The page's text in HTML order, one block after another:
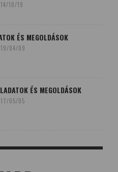
10/19
ÉS MEGOLDÁSOK
04/09
ÉS MEGOLDÁSOK
05/05